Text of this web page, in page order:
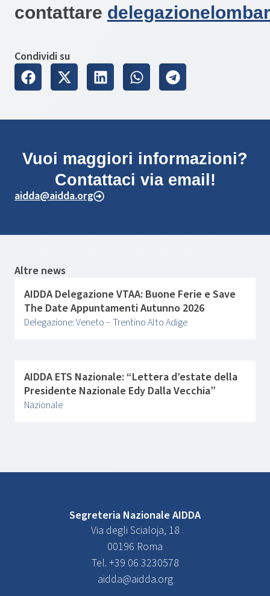
contattare
Condividi su
Vuoi maggiori informazioni?
Contattaci via email!
aidda@aidda.org
Altre news
AIDDA Delegazione VTAA: Buone Ferie e Save
The Date Appuntamenti Autunno 2026
Delegazione: Veneto – Trentino Alto Adige
AIDDA ETS Nazionale: “Lettera d’estate della
Presidente Nazionale Edy Dalla Vecchia”
Nazionale
Segreteria Nazionale AIDDA
Via degli Scialoja, 18
00196 Roma
Tel. +39 06 3230578
aidda@aidda.org